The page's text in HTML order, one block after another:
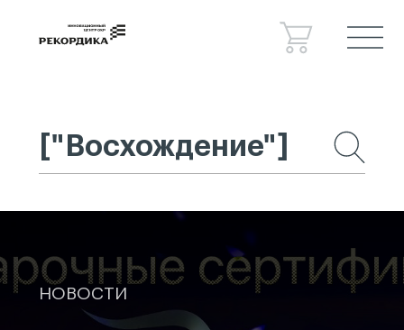
Спецпроекты
Консалтинг
Сведения об образовательной
НОВОСТИ